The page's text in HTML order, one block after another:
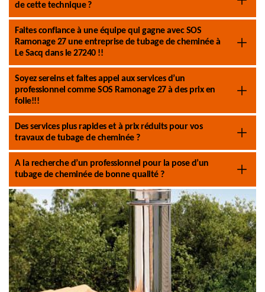
de cette technique ?
Faites confiance à une équipe qui gagne avec SOS
Ramonage 27 une entreprise de tubage de cheminée à
Le Sacq dans le 27240 !!
Soyez sereins et faites appel aux services d’un
professionnel comme SOS Ramonage 27 à des prix en
folie!!!
Des services plus rapides et à prix réduits pour vos
travaux de tubage de cheminée ?
A la recherche d’un professionnel pour la pose d’un
tubage de cheminée de bonne qualité ?